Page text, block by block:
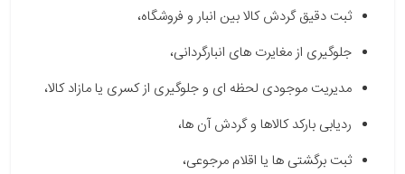
ثبت دقیق گردش کالا بین انبار و فروشگاه،
جلوگیری از مغایرت های انبارگردانی،
مدیریت موجودی لحظه ای و جلوگیری از کسری یا مازاد کالا،
ردیابی بارکد کالاها و گردش آن ها،
ثبت برگشتی ها یا اقلام مرجوعی،